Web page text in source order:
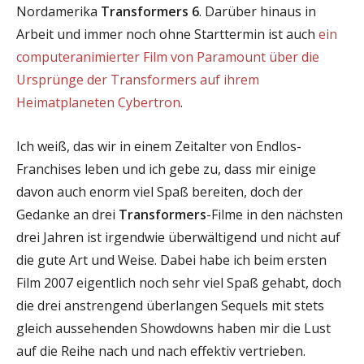
Nordamerika Transformers 6. Darüber hinaus in
Arbeit und immer noch ohne Starttermin ist auch ein
computeranimierter Film von Paramount über die
Ursprünge der Transformers auf ihrem
Heimatplaneten Cybertron.
Ich weiß, das wir in einem Zeitalter von Endlos-
Franchises leben und ich gebe zu, dass mir einige
davon auch enorm viel Spaß bereiten, doch der
Gedanke an drei Transformers-Filme in den nächsten
drei Jahren ist irgendwie überwältigend und nicht auf
die gute Art und Weise. Dabei habe ich beim ersten
Film 2007 eigentlich noch sehr viel Spaß gehabt, doch
die drei anstrengend überlangen Sequels mit stets
gleich aussehenden Showdowns haben mir die Lust
auf die Reihe nach und nach effektiv vertrieben.